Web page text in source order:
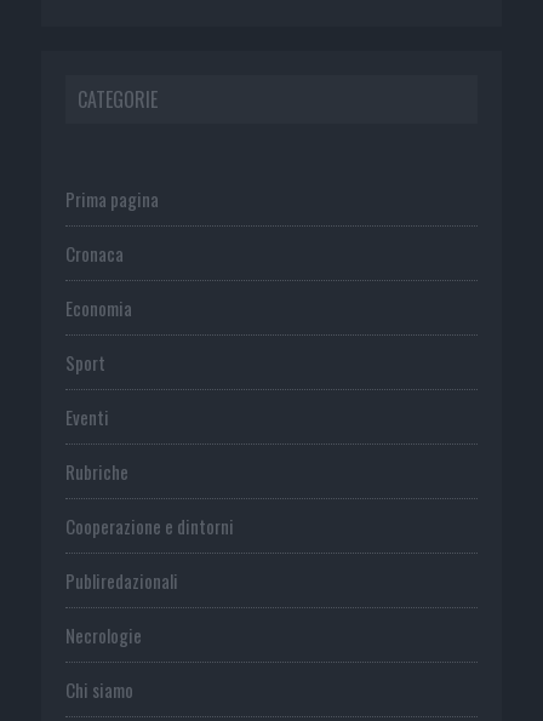
CATEGORIE
Prima pagina
Cronaca
Economia
Sport
Eventi
Rubriche
Cooperazione e dintorni
Publiredazionali
Necrologie
Chi siamo